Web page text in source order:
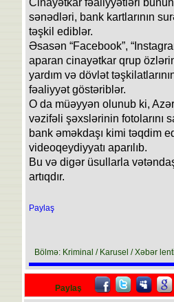
Cinayətkar fəaliyyətləri
sənədləri, bank kartlarının
təşkil ediblər.
Əsasən “Facebook”,
aparan cinayətkar qrup
yardım və dövlət
fəaliyyət göstəriblər.
O da müəyyən olunub ki,
vəzifəli şəxslərinin fotolarını
bank əməkdaşı kimi təqdim
videoqeydiyyatı aparılıb.
Bu və digər üsullarla
artıqdır.
Paylaş
Bölmə: Kriminal / Karusel / Xəbər lenti
Paylaş